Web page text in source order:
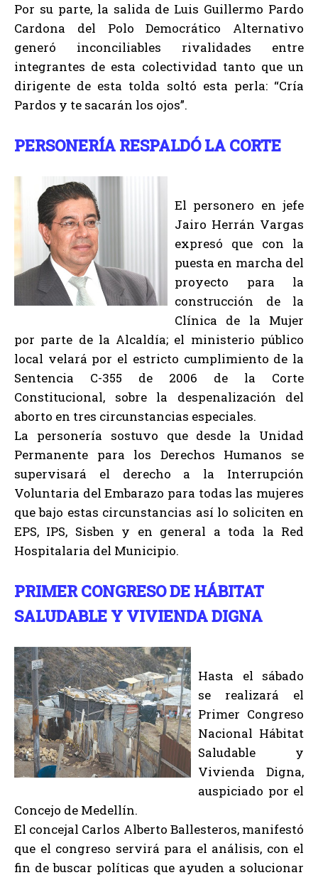
Por su parte, la salida de Luis Guillermo Pardo
Cardona del Polo Democrático Alternativo
generó inconciliables rivalidades entre
integrantes de esta colectividad tanto que un
dirigente de esta tolda soltó esta perla: “Cría
Pardos y te sacarán los ojos”.
PERSONERÍA RESPALDÓ LA CORTE
El personero en jefe
Jairo Herrán Vargas
expresó que con la
puesta en marcha del
proyecto para la
construcción de la
Clínica de la Mujer
por parte de la Alcaldía; el ministerio público
local velará por el estricto cumplimiento de la
Sentencia C-355 de 2006 de la Corte
Constitucional, sobre la despenalización del
aborto en tres circunstancias especiales.
La personería sostuvo que desde la Unidad
Permanente para los Derechos Humanos se
supervisará el derecho a la Interrupción
Voluntaria del Embarazo para todas las mujeres
que bajo estas circunstancias así lo soliciten en
EPS, IPS, Sisben y en general a toda la Red
Hospitalaria del Municipio.
PRIMER CONGRESO DE HÁBITAT
SALUDABLE Y VIVIENDA DIGNA
Hasta el sábado
se realizará el
Primer Congreso
Nacional Hábitat
Saludable y
Vivienda Digna,
auspiciado por el
Concejo de Medellín.
El concejal Carlos Alberto Ballesteros, manifestó
que el congreso servirá para el análisis, con el
fin de buscar políticas que ayuden a solucionar